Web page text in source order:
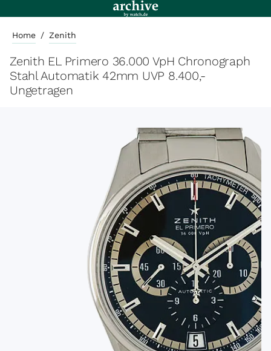
Home / Zenith
Zenith EL Primero 36.000 VpH Chronograph
Stahl Automatik 42mm UVP 8.400,-
Ungetragen